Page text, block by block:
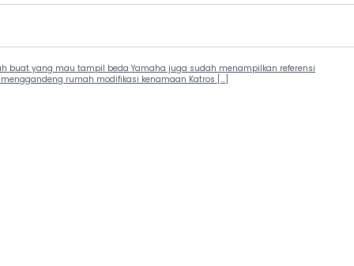
buat yang mau tampil beda Yamaha juga sudah menampilkan referensi
rumah modifikasi kenamaan Katros […]